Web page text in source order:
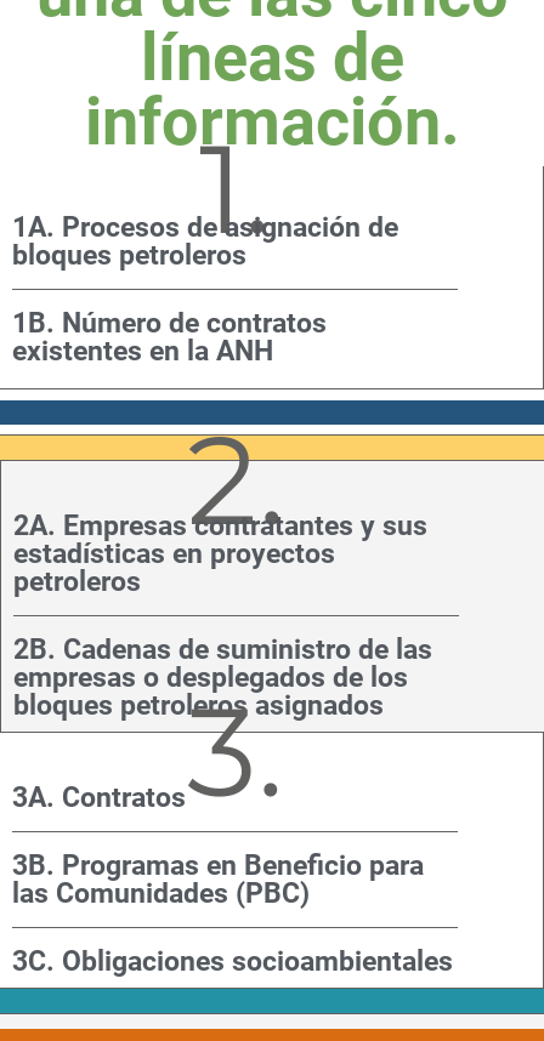
líneas de
información.
1.
1A. Procesos de asignación de
bloques petroleros
1B. Número de contratos
existentes en la ANH
2.
2A. Empresas contratantes y sus
estadísticas en proyectos
petroleros
2B. Cadenas de suministro de las
empresas o desplegados de los
bloques petroleros asignados
3.
3A. Contratos
3B. Programas en Beneficio para
las Comunidades (PBC)
3C. Obligaciones socioambientales